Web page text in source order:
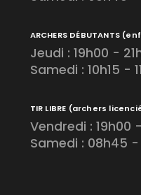
ARCHERS DÉBUTANTS
Jeudi : 19h00 -
Samedi : 10h15 -
TIR LIBRE (archers
Vendredi : 19h00
Samedi : 08h45 -